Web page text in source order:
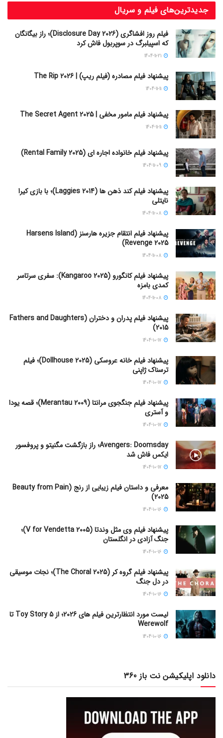
جدیدترین‌های فیلم و سریال
فیلم روز افشاگری (Disclosure Day 2026)؛ راز بیگانگان
که اسپیلبرگ در سوپربول فاش کرد
پیشنهاد فیلم مصادره (فیلم ریپ) | The Rip 2026
پیشنهاد فیلم مامور مخفی | The Secret Agent 2025
پیشنهاد فیلم خانواده اجاره‌ ای (Rental Family 2025)
پیشنهاد فیلم کند ذهن ها (Laggies 2014)؛ با بازی کیرا
نایتلی
پیشنهاد فیلم انتقام جزیره هارسنز (Harsens Island
Revenge 2025)
پیشنهاد فیلم کانگورو (Kangaroo 2025): سفری سرتاسر
کمدی بامزه
پیشنهاد فیلم پدران و دختران (Fathers and Daughters
2015)
پیشنهاد فیلم خانه عروسکی (Dollhouse 2025)؛ فیلم
ترسناک ژاپنی
پیشنهاد فیلم جنگجوی مرانتا (Merantau 2009)؛ قصه یودا
و آستری
Avengers: Doomsday؛ راز بازگشت مگنیتو و پروفسور
ایکس فاش شد
معرفی و داستان فیلم زیبایی از رنج (Beauty from Pain
2025)
پیشنهاد فیلم وی مثل وندتا (V for Vendetta 2005)؛
جنگ آزادی در انگلستان
پیشنهاد فیلم گروه کر (The Choral 2025)؛ نجات موسیقی
در دل جنگ
لیست مورد انتظارترین فیلم های 2026؛ از Toy Story 5 تا
Werewolf
دانلود اپلیکیشن نت باز 360